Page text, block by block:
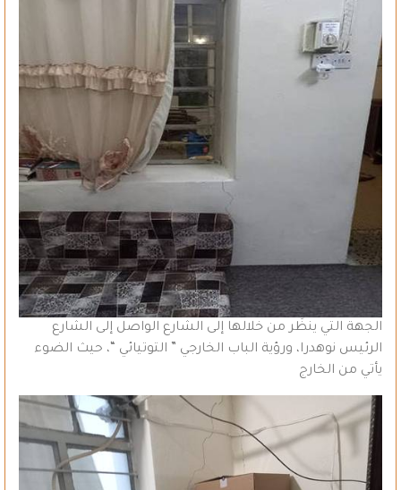
الجهة التي ينظَر من خلالها إلى الشارع الواصل إلى الشارع
الرئيس نوهدرا، ورؤية الباب الخارجي ” التوتيائي “، حيث الضوء
يأتي من الخارج